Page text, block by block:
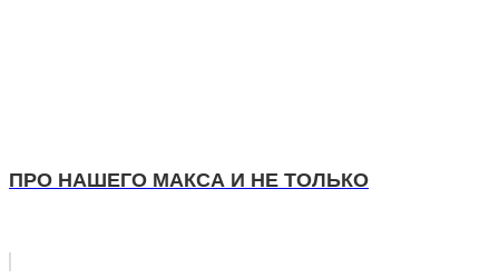
ПРО НАШЕГО МАКСА И НЕ ТОЛЬКО